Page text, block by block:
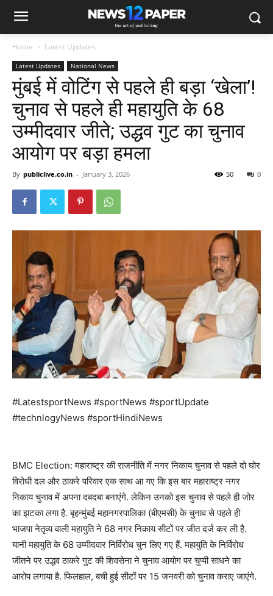
Home Latest Updates
Latest Updates National News
मुंबई में वोटिंग से पहले ही बड़ा ‘खेला’!
चुनाव से पहले ही महायुति के 68
उम्मीदवार जीते; उद्धव गुट का चुनाव
आयोग पर बड़ा हमला
By publiclive.co.in - January 3, 2026 0
50
#LatestsportNews #sportNews #sportUpdate
#technlogyNews #sportHindiNews
BMC Election: महाराष्ट्र की राजनीति में नगर निकाय चुनाव से पहले दो घोर
विरोधी दल और ठाकरे परिवार एक साथ आ गए कि इस बार महाराष्ट्र नगर
निकाय चुनाव में अपना दबदबा बनाएंगे. लेकिन उनको इस चुनाव से पहले ही जोर
का झटका लगा है. बृहन्मुंबई महानगरपालिका (बीएमसी) के चुनाव से पहले ही
भाजपा नेतृव्य वाली महायुति ने 68 नगर निकाय सीटों पर जीत दर्ज कर ली है.
यानी महायुति के 68 उम्मीदवार निर्विरोध चुन लिए गए हैं. महायुति के निर्विरोध
जीतने पर उद्धव ठाकरे गुट की शिवसेना ने चुनाव आयोग पर चुप्पी साधने का
आरोप लगाया है. फिलहाल, बची हुई सीटों पर 15 जनवरी को चुनाव कराए जाएंगे.